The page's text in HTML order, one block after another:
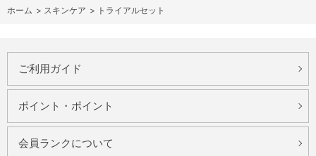
ホーム > スキンケア > トライアルセット
ご利用ガイド
ポイント・ポイント
会員ランクについて